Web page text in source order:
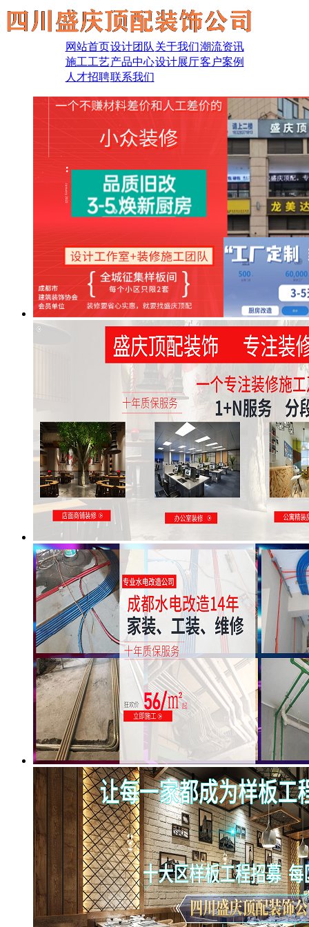
网站首页设计团队 关于我们潮流资讯
施工工艺产品中心设计展厅客户案例
人才招聘联系我们